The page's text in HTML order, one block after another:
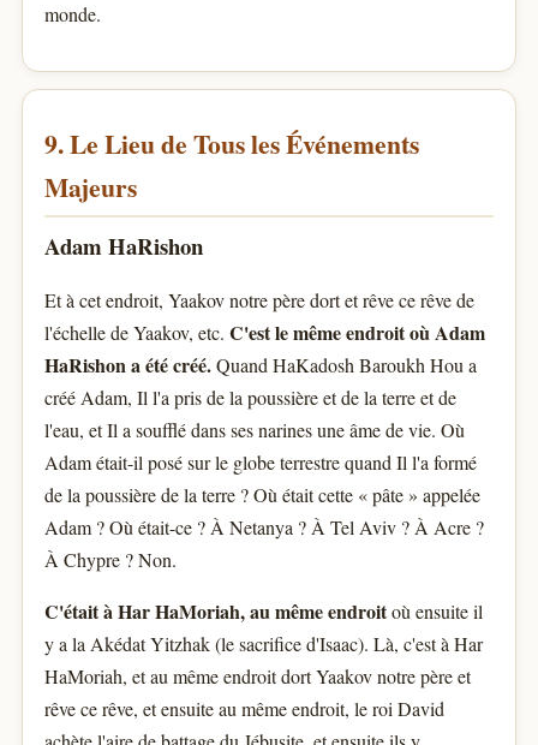
monde.
9. Le Lieu de Tous les Événements
Majeurs
Adam HaRishon
Et à cet endroit, Yaakov notre père dort et rêve ce rêve de
l'échelle de Yaakov, etc. C'est le même endroit où Adam
HaRishon a été créé.Quand HaKadosh Baroukh Hou a
créé Adam, Il l'a pris de la poussière et de la terre et de
l'eau, et Il a soufflé dans ses narines une âme de vie. Où
Adam était-il posé sur le globe terrestre quand Il l'a formé
de la poussière de la terre ? Où était cette « pâte » appelée
Adam ? Où était-ce ? À Netanya ? À Tel Aviv ? À Acre ?
À Chypre ? Non.
C'était à Har HaMoriah, au même endroitoù ensuite il
y a la Akédat Yitzhak (le sacrifice d'Isaac). Là, c'est à Har
HaMoriah, et au même endroit dort Yaakov notre père et
rêve ce rêve, et ensuite au même endroit, le roi David